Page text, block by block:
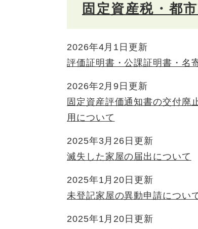
固定資産税・都
2026年4月1日更新
評価証明書・公課証明書・名
2026年2月9日更新
固定資産評価通知書の交付廃
用について
2025年3月26日更新
滅失した家屋の届出について
2025年1月20日更新
未登記家屋の異動申請につい
2025年1月20日更新